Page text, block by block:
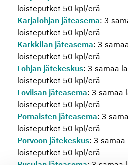
loisteputket 50 kpl/erä
Karjalohjan jäteasema: 3
loisteputket 50 kpl/erä
Karkkilan jäteasema: 3
loisteputket 50 kpl/erä
Lohjan jätekeskus: 3 samaa
loisteputket 50 kpl/erä
Loviisan jäteasema: 3 samaa
loisteputket 50 kpl/erä
Pornaisten jäteasema: 3
loisteputket 50 kpl/erä
Porvoon jätekeskus: 3
loisteputket 50 kpl/erä